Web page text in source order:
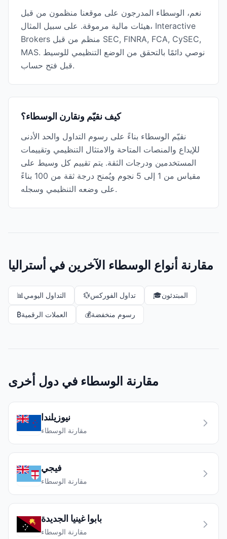
نعم، الوسطاء المدرجون على موقعنا منظمون من قبل
هيئات مالية مرموقة. على سبيل المثال، Interactive
Brokers منظم من قبل SEC, FINRA, FCA, CySEC,
MAS. نوصي دائمًا بالتحقق من الوضع التنظيمي للوسيط
قبل فتح حساب.
كيف نقيّم ونقارن الوسطاء؟
نقيّم الوسطاء بناءً على رسوم التداول والحد الأدنى
للإيداع والمنصات المتاحة والامتثال التنظيمي وتقييمات
المستخدمين ودرجات الثقة. يتم تقييم كل وسيط على
مقياس من 1 إلى 5 نجوم ويُمنح درجة ثقة من 100 بناءً
على وضعه التنظيمي وسجله.
مقارنة أنواع الوسطاء الآخرين في أستراليا
📊 التداول اليومي 💱تداول الفوركس 🎓المبتدئون
₿العملات الرقمية 💰رسوم منخفضة
مقارنة الوسطاء في دول أخرى
نيوزيلندا
مقارنة الوسطاء
فيجي
مقارنة الوسطاء
بابوا غينيا الجديدة
مقارنة الوسطاء